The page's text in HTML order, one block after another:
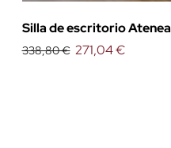
Silla de escritorio Atenea
338,80 € 271,04 €